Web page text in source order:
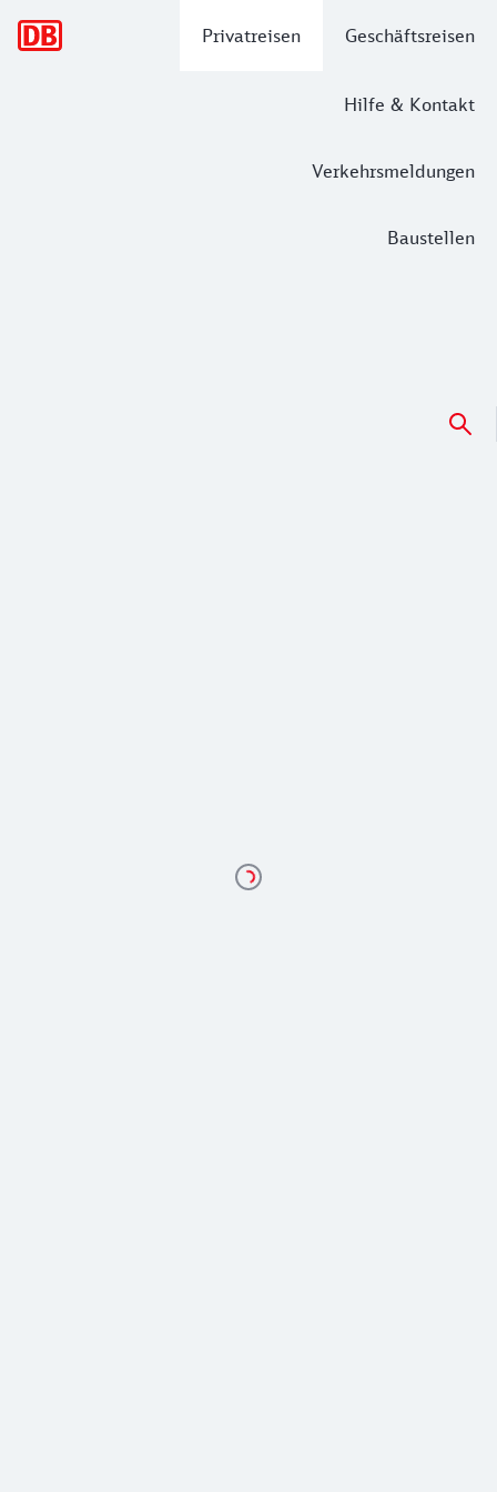
Privatreisen Geschäftsreisen
Hilfe & Kontakt
Verkehrsmeldungen
Baustellen